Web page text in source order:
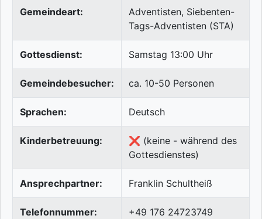
Gemeindeart:
Adventisten, Siebenten-
Tags-Adventisten (STA)
Gottesdienst: Samstag 13:00 Uhr
Gemeindebesucher: ca. 10-50 Personen
Sprachen: Deutsch
Kinderbetreuung:
❌ (keine - während des
Gottesdienstes)
Ansprechpartner: Franklin Schultheiß
Telefonnummer: +49 176 24723749